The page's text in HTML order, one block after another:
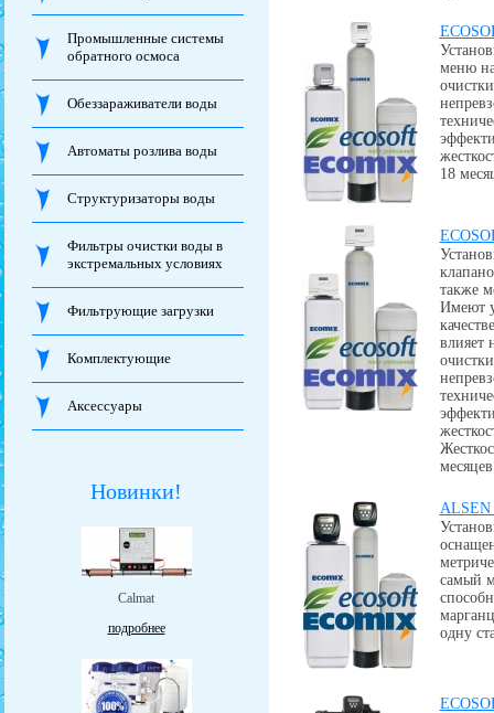
Промышленные системы
обратного осмоса
Обеззараживатели воды
Автоматы розлива воды
Структуризаторы воды
Фильтры очистки воды в
экстремальных условиях
Фильтрующие загрузки
Комплектующие
Аксессуары
Новинки!
Calmat
подробнее
меню
18
также
Имеют
влияет
ALSEN
самый
одну